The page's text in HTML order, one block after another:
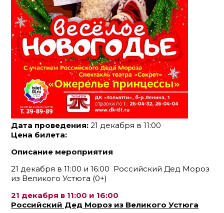
Дата проведения: 21 декабря в 11:00
Цена билета:
Описание мероприятия
21 декабря в 11:00 и 16:00 Российский Дед Мороз
из Великого Устюга (0+)
21 декабря в 11:00 и 16:00
Российский Дед Мороз из Великого Устюга